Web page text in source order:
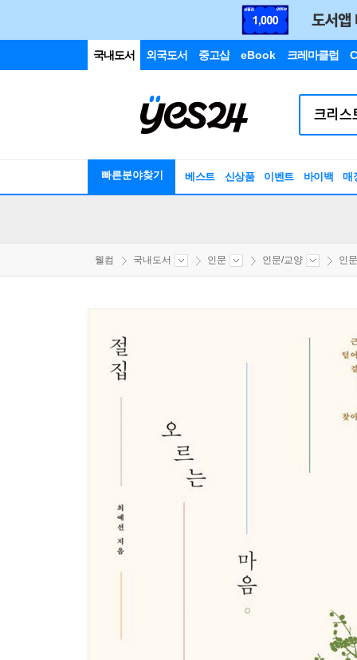
국내도서 외국도서 중고샵 eBook 크레마클럽
빠른분야찾기 베스트 신상품 이벤트 바이백 매
웰컴 국내도서 인문 인문/교양 인